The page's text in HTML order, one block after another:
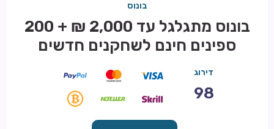
בונוס
בונוס מתגלגל עד 2,000 ₪ + 200
ספינים חינם לשחקנים חדשים
דירוג
98